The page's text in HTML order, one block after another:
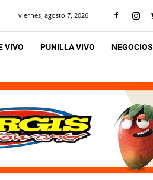
viernes, agosto 7, 2026
VIVO PUNILLA VIVO NEGOCIOS